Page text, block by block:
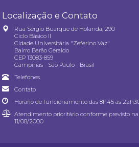
Localização e Contato
Rua Sérgio Buarque de Holanda, 290
Ciclo Básico II
Cidade Universitária "Zeferino Vaz"
Bairro Barão Geraldo
CEP 13083-859
Campinas - São Paulo - Brasil
Telefones
Contato
Horário de funcionamento das 8h45 às
Atendimento prioritário conforme previsto na
11/08/2000